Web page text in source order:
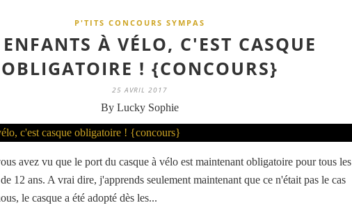
P'TITS CONCOURS SYMPAS
ENFANTS À VÉLO, C'EST CASQUE
OBLIGATOIRE ! {CONCOURS}
25 AVRIL 2017
By Lucky Sophie
avez vu que le port du casque à vélo est maintenant obligatoire pour tous les
12 ans. A vrai dire, j'apprends seulement maintenant que ce n'était pas le cas
le casque a été adopté dès les...